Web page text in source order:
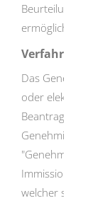
Beurteilung
ermöglichen.
Das
oder
Beantragung
welcher sich